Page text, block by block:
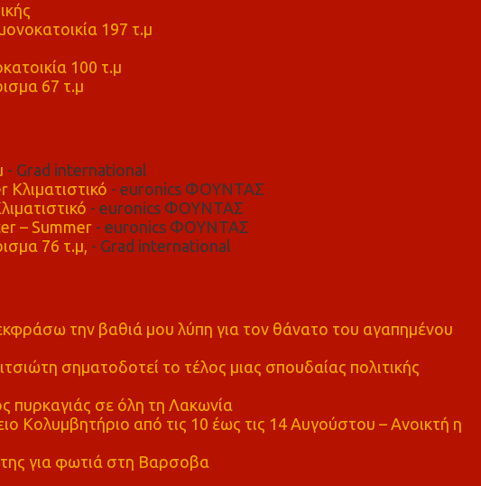
197 τ.μ
100 τ.μ
67 τ.μ
- Grad international
- euronics ΦΟΥΝΤΑΣ
- euronics ΦΟΥΝΤΑΣ
– Summer- euronics ΦΟΥΝΤΑΣ
76 τ.μ, - Grad international
την βαθιά μου λύπη για τον θάνατο του αγαπημένου
σηματοδοτεί το τέλος μιας σπουδαίας πολιτικής
πυρκαγιάς σε όλη τη Λακωνία
Κολυμβητήριο από τις 10 έως τις 14 Αυγούστου – Ανοικτή η
για φωτιά στη Βαρσοβα